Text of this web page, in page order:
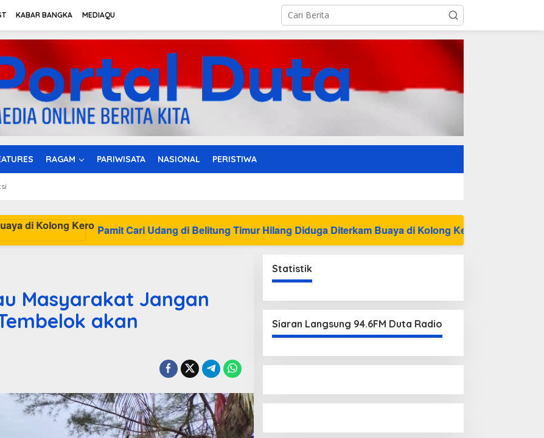
KABAR BANGKA MEDIAQU
RAGAM PARIWISATA NASIONAL PERISTIWA
Cari Udang di Belitung Timur Hilang Diduga Diterkam Buaya di Kolong Kero
Masyarakat Jangan
akan
Statistik
Siaran Langsung 94.6FM Duta Radio